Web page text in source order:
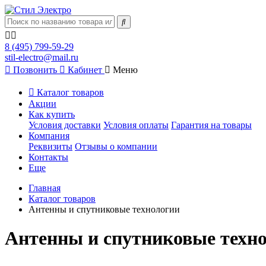
8 (495) 799-59-29
stil-electro@mail.ru
Позвонить
Кабинет Меню
Каталог товаров
Акции
Как купить
Условия доставки Условия оплаты Гарантия на товары
Компания
Реквизиты Отзывы о компании
Контакты
Еще
Главная
Каталог товаров
Антенны и спутниковые технологии
Антенны и спутниковые